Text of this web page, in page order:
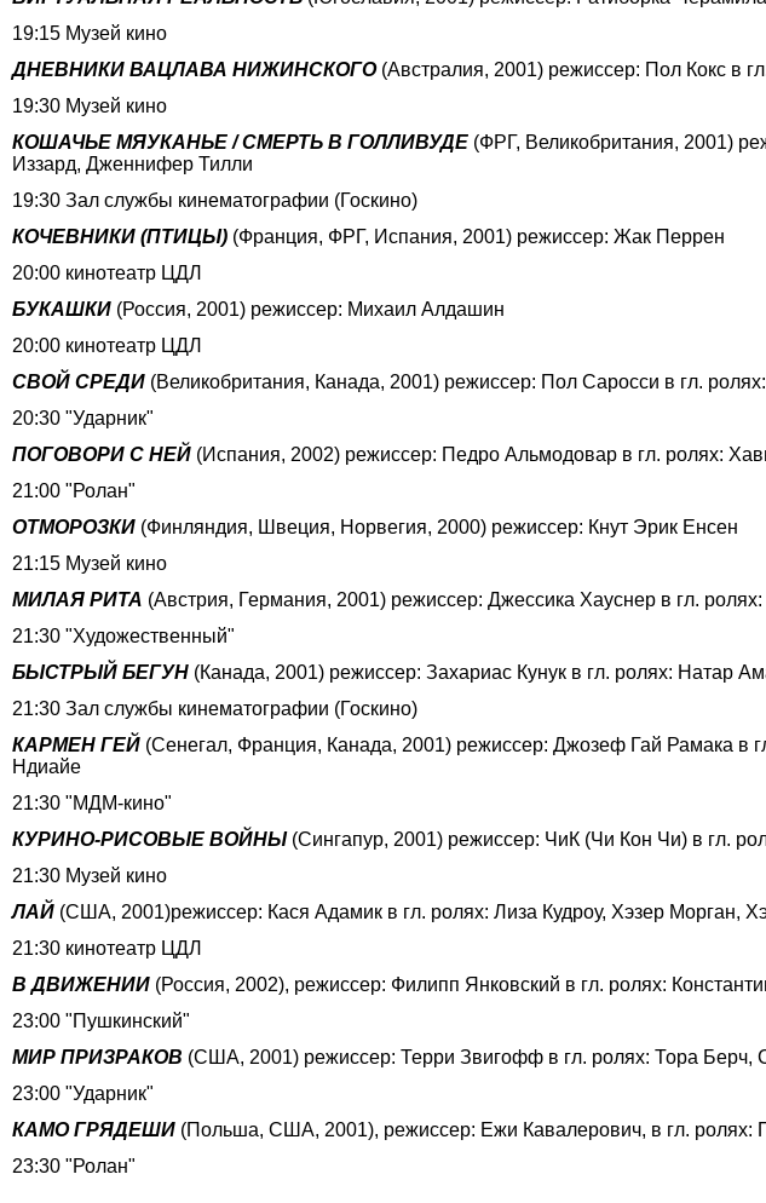
19:15 Музей кино
ДНЕВНИКИ ВАЦЛАВА НИЖИНСКОГО(Австралия, 2001) режиссер: Пол Кокс в
19:30 Музей кино
КОШАЧЬЕ МЯУКАНЬЕ / СМЕРТЬ В ГОЛЛИВУДЕ (ФРГ, Великобритания, 2001)
Иззард, Дженнифер Тилли
19:30 Зал службы кинематографии (Госкино)
КОЧЕВНИКИ (ПТИЦЫ) (Франция, ФРГ, Испания, 2001) режиссер: Жак Перрен
20:00 кинотеатр ЦДЛ
БУКАШКИ (Россия, 2001) режиссер: Михаил Алдашин
20:00 кинотеатр ЦДЛ
СВОЙ СРЕДИ (Великобритания, Канада, 2001) режиссер: Пол Саросси в гл.
20:30 "Ударник"
ПОГОВОРИ С НЕЙ (Испания, 2002) режиссер: Педро Альмодовар в гл. ролях:
21:00 "Ролан"
ОТМОРОЗКИ (Финляндия, Швеция, Норвегия, 2000) режиссер: Кнут Эрик Енсен
21:15 Музей кино
МИЛАЯ РИТА (Австрия, Германия, 2001) режиссер: Джессика Хауснер в гл.
21:30 "Художественный"
БЫСТРЫЙ БЕГУН (Канада, 2001) режиссер: Захариас Кунук в гл. ролях: Натар
21:30 Зал службы кинематографии (Госкино)
КАРМЕН ГЕЙ (Сенегал, Франция, Канада, 2001) режиссер: Джозеф Гай Рамака в
Ндиайе
21:30 "МДМ-кино"
КУРИНО-РИСОВЫЕ ВОЙНЫ(Сингапур, 2001) режиссер: ЧиК (Чи Кон Чи) в гл.
21:30 Музей кино
ЛАЙ (США, 2001)режиссер: Кася Адамик в гл. ролях: Лиза Кудроу, Хэзер Морган,
21:30 кинотеатр ЦДЛ
В ДВИЖЕНИИ (Россия, 2002), режиссер: Филипп Янковский в гл. ролях:
23:00 "Пушкинский"
МИР ПРИЗРАКОВ (США, 2001) режиссер: Терри Звигофф в гл. ролях: Тора
23:00 "Ударник"
КАМО ГРЯДЕШИ (Польша, США, 2001), режиссер: Ежи Кавалерович, в гл. ролях:
23:30 "Ролан"